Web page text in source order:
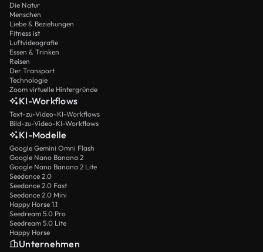
Die Natur
Menschen
Liebe & Beziehungen
Fitness ist
Luftvideografie
Essen & Trinken
Reisen
Der Transport
Technologie
Zoom virtuelle Hintergründe
KI-Workflows
Text-zu-Video-KI-Workflows
Bild-zu-Video-KI-Workflows
KI-Modelle
Google Gemini Omni Flash
Google Nano Banana 2
Google Nano Banana 2 Lite
Seedance 2.0
Seedance 2.0 Fast
Seedance 2.0 Mini
Happy Horse 1.1
Seedream 5.0 Pro
Seedream 5.0 Lite
Happy Horse
Unternehmen